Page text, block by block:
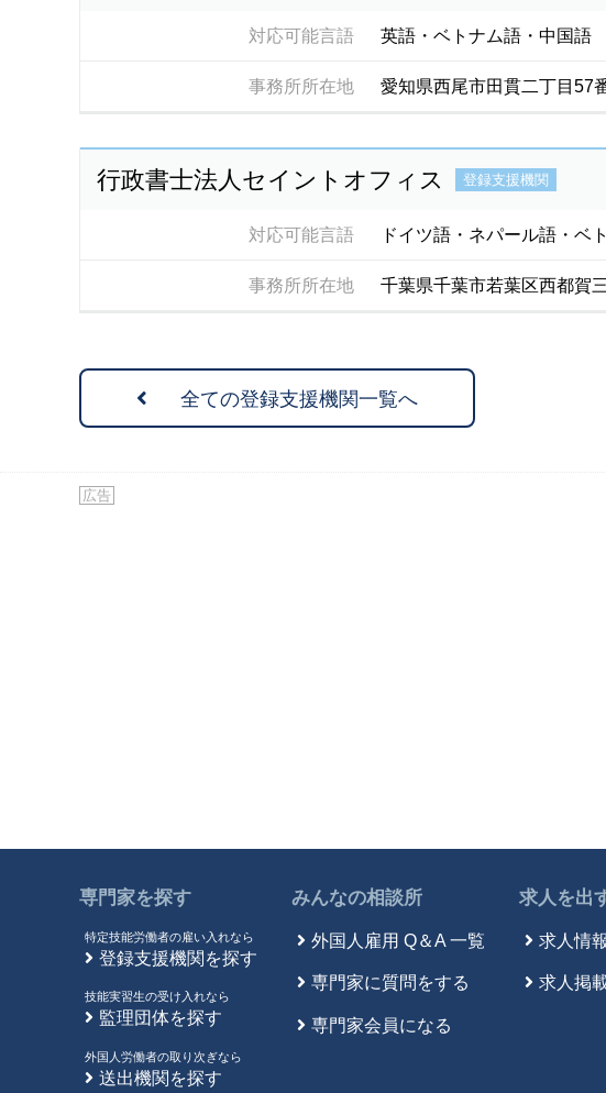
対応可能言語 英語・ベトナム語・中国語
事務所所在地 愛知県西尾市田貫二丁目57
行政書士法人セイントオフィス 登録支援機関
対応可能言語 ドイツ語・ネパール語・ベ
事務所所在地 千葉県千葉市若葉区西都賀
全ての登録支援機関一覧へ
広告
専門家を探す
特定技能労働者の雇い入れなら
登録支援機関を探す
技能実習生の受け入れなら
監理団体を探す
外国人労働者の取り次ぎなら
送出機関を探す
みんなの相談所
外国人雇用 Q＆A 一覧
専門家に質問をする
専門家会員になる
求人を出
求人情
求人掲